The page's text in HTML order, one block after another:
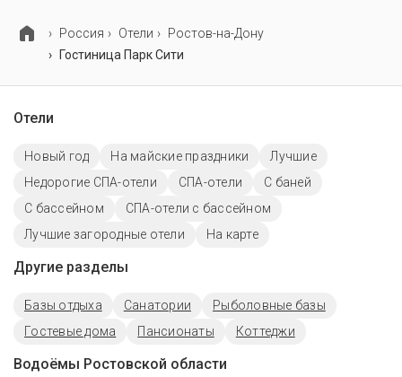
Россия Отели
Ростов-на-Дону
Гостиница Парк Сити
Отели
Новый год На майские праздники
Лучшие
Недорогие СПА-отели
СПА-отели
С баней
C бассейном
СПА-отели с бассейном
Лучшие загородные отели
На карте
Другие разделы
Базы отдыха Санатории
Рыболовные базы
Гостевые дома
Пансионаты Коттеджи
Водоёмы Ростовской области